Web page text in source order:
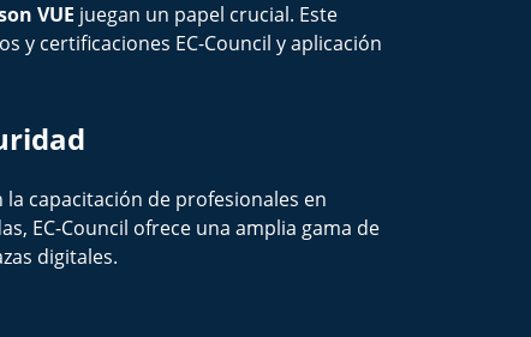
VUE juegan un papel crucial. Este
y certificaciones EC-Council y aplicación
capacitación de profesionales en
EC-Council ofrece una amplia gama de
digitales.